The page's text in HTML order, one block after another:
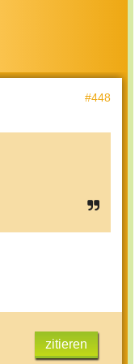
#448
zitieren